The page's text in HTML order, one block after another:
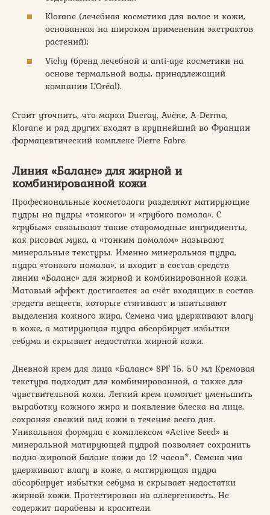
Klorane (лечебная косметика для волос и кожи,
основанная на широком применении экстрактов
растений);
Vichy (бренд лечебной и anti-age косметики на
основе термальной воды, принадлежащий
компании L’Oréal).
Стоит уточнить, что марки Ducray, Avène, A-Derma,
Klorane и ряд других входят в крупнейший во Франции
фармацевтический комплекс Pierre Fabre.
Линия «Баланс» для жирной и
комбинированной кожи
Професиональные косметологи разделяют матирующие
пудры на пудры «тонкого» и «грубого помола». С
«грубым» связывают такие старомодные ингридиенты,
как рисовая мука, а «тонким помолом» называют
минеральные текстуры. Именно минеральная пудра,
пудра «тонкого помола», и входит в состав средств
линии «Баланс» для жирной и комбинированной кожи.
Матовый эффект достигается за счёт входящих в состав
средств веществ, которые стягивают и впитывают
выделения кожного жира. Семена чиа удерживают влагу
в коже, а матирующая пудра абсорбирует избытки
себума и скрывает недостатки жирной кожи.
Дневной крем для лица «Баланс» SPF 15, 50 мл Кремовая
текстура подходит для комбинированной, а также для
чувствительной кожи. Легкий крем помогает уменьшить
выработку кожного жира и появление блеска на лице,
сохраняя свежий вид кожи в течение всего дня.
Уникальная формула с комплексом «Active Seed» и
минеральной матирующей пудрой позволяет сохранить
водно-жировой баланс кожи до 12 часов*. Семена чиа
удерживают влагу в коже, а матирующая пудра
абсорбирует избытки себума и скрывает недостатки
жирной кожи. Протестирован на аллергенность. Не
содержит парабены и красители.